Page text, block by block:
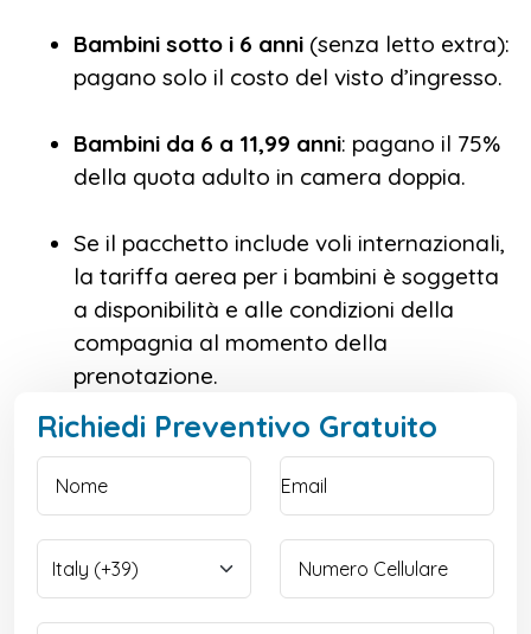
Bambini sotto i 6 anni (senza letto extra):
pagano solo il costo del visto d’ingresso.
Bambini da 6 a 11,99 anni: pagano il 75%
della quota adulto in camera doppia.
Se il pacchetto include voli internazionali,
la tariffa aerea per i bambini è soggetta
a disponibilità e alle condizioni della
compagnia al momento della
prenotazione.
Richiedi Preventivo Gratuito